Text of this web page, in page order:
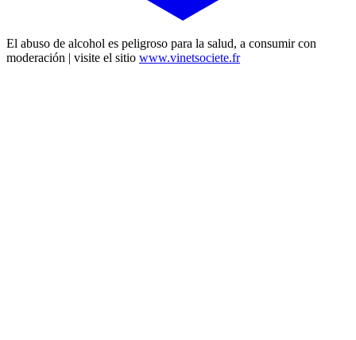
El abuso de alcohol es peligroso para la salud, a consumir con
moderación | visite el sitio www.vinetsociete.fr